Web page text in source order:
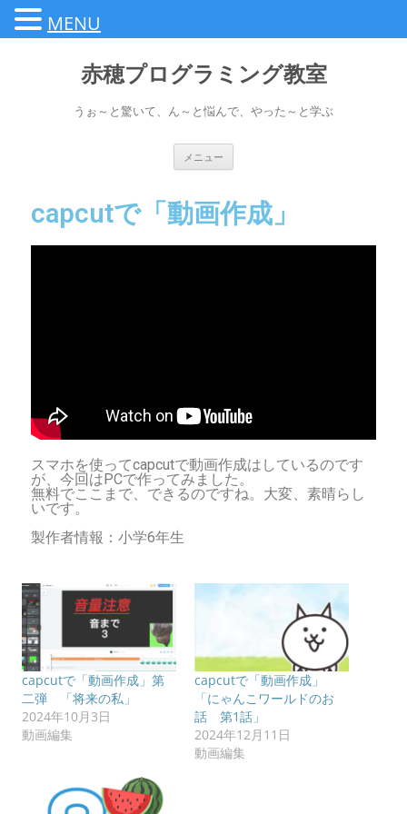
赤穂プログラミング教室
うぉ～と驚いて、ん～と悩んで、やった～と学ぶ
メニュー
capcutで「動画作成」
スマホを使ってcapcutで動画作成はしているのです
が、今回はPCで作ってみました。
無料でここまで、できるのですね。大変、素晴らし
いです。
製作者情報：小学6年生
capcutで「動画作成」第
二弾 「将来の私」
2024年10月3日
動画編集
capcutで「動画作成」
「にゃんこワールドのお
話 第1話」
2024年12月11日
動画編集
MENU